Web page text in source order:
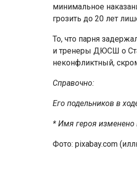
минимальное
грозить до 20 лет
То, что парня
и тренеры ДЮСШ о
неконфликтный,
Справочно:
Его подельников в
* Имя героя изменено
Фото: pixabay.com